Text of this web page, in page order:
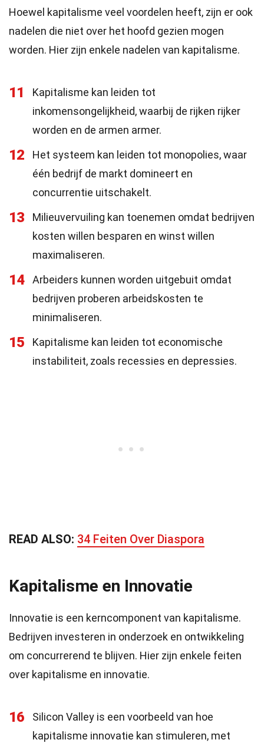
Hoewel kapitalisme veel voordelen heeft, zijn er ook
nadelen die niet over het hoofd gezien mogen
worden. Hier zijn enkele nadelen van kapitalisme.
11
Kapitalisme kan leiden tot
inkomensongelijkheid, waarbij de rijken rijker
worden en de armen armer.
12
Het systeem kan leiden tot monopolies, waar
één bedrijf de markt domineert en
concurrentie uitschakelt.
13
Milieuvervuiling kan toenemen omdat bedrijven
kosten willen besparen en winst willen
maximaliseren.
14
Arbeiders kunnen worden uitgebuit omdat
bedrijven proberen arbeidskosten te
minimaliseren.
15
Kapitalisme kan leiden tot economische
instabiliteit, zoals recessies en depressies.
READ ALSO: 34 Feiten Over Diaspora
Kapitalisme en Innovatie
Innovatie is een kerncomponent van kapitalisme.
Bedrijven investeren in onderzoek en ontwikkeling
om concurrerend te blijven. Hier zijn enkele feiten
over kapitalisme en innovatie.
16
Silicon Valley is een voorbeeld van hoe
kapitalisme innovatie kan stimuleren, met